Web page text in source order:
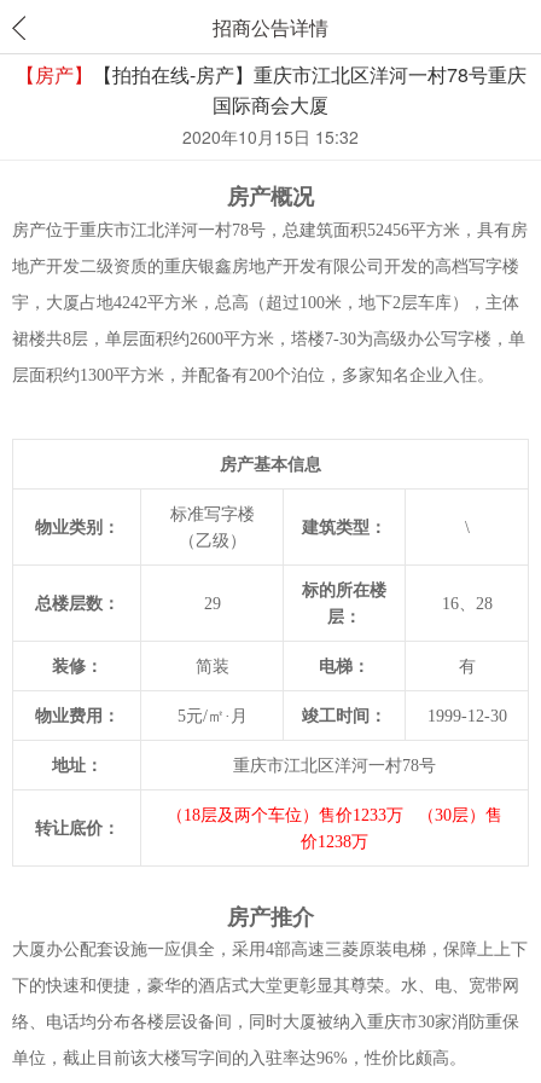
招商公告详情
【房产】
【拍拍在线-房产】重庆市江北区洋河一村78号重庆
国际商会大厦
2020年10月15日 15:32
房产概况
房产位于重庆市江北洋河一村78号，总建筑面积52456平方米，具有房
地产开发二级资质的重庆银鑫房地产开发有限公司开发的高档写字楼
宇，大厦占地4242平方米，总高（超过100米，地下2层车库），主体
裙楼共8层，单层面积约2600平方米，塔楼7-30为高级办公写字楼，单
层面积约1300平方米，并配备有200个泊位，多家知名企业入住。
房产基本信息
物业类别：
标准写字楼
（乙级）
建筑类型： \
总楼层数： 29
标的所在楼
层：
16、28
装修： 简装 电梯： 有
物业费用： 5元/㎡·月 竣工时间： 1999-12-30
地址： 重庆市江北区洋河一村78号
转让底价：
（18层及两个车位）售价1233万
（30层）售
价1238万
房产推介
大厦办公配套设施一应俱全，采用4部高速三菱原装电梯，保障上上下
下的快速和便捷，豪华的酒店式大堂更彰显其尊荣。水、电、宽带网
络、电话均分布各楼层设备间，同时大厦被纳入重庆市30家消防重保
单位，截止目前该大楼写字间的入驻率达96% ，性价比颇高。